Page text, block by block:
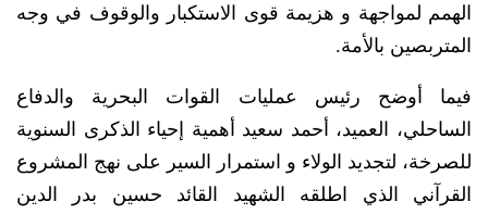
الهمم لمواجهة و هزيمة قوى الاستكبار والوقوف في وجه
المتربصين بالأمة.
فيما أوضح رئيس عمليات القوات البحرية والدفاع
الساحلي، العميد، أحمد سعيد أهمية إحياء الذكرى السنوية
للصرخة، لتجديد الولاء و استمرار السير على نهج المشروع
القرآني الذي اطلقه الشهيد القائد حسين بدر الدين